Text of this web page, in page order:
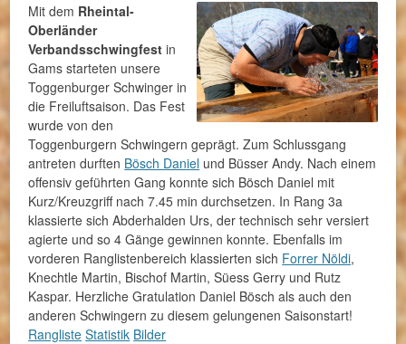
Mit dem Rheintal-
Oberländer
Verbandsschwingfest in
Gams starteten unsere
Toggenburger Schwinger in
die Freiluftsaison. Das Fest
wurde von den
Toggenburgern Schwingern geprägt. Zum Schlussgang
antreten durften Bösch Daniel und Büsser Andy. Nach einem
offensiv geführten Gang konnte sich Bösch Daniel mit
Kurz/Kreuzgriff nach 7.45 min durchsetzen. In Rang 3a
klassierte sich Abderhalden Urs, der technisch sehr versiert
agierte und so 4 Gänge gewinnen konnte. Ebenfalls im
vorderen Ranglistenbereich klassierten sich Forrer Nöldi,
Knechtle Martin, Bischof Martin, Süess Gerry und Rutz
Kaspar. Herzliche Gratulation Daniel Bösch als auch den
anderen Schwingern zu diesem gelungenen Saisonstart!
Rangliste Statistik Bilder